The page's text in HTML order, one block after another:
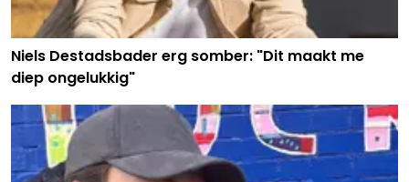
Niels Destadsbader erg somber: "Dit maakt me
diep ongelukkig"